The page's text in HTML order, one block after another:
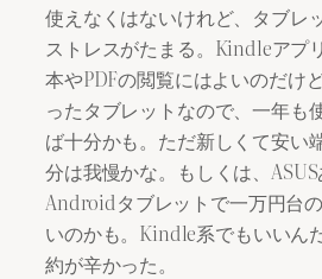
使えなくはないけれど、タブレ
ストレスがたまる。Kindleアプ
本やPDFの閲覧にはよいのだけ
ったタブレットなので、一年も
ば十分かも。ただ新しくて安い
分は我慢かな。もしくは、
Androidタブレットで一万円台
いのかも。Kindle系でもいいん
約が辛かった。